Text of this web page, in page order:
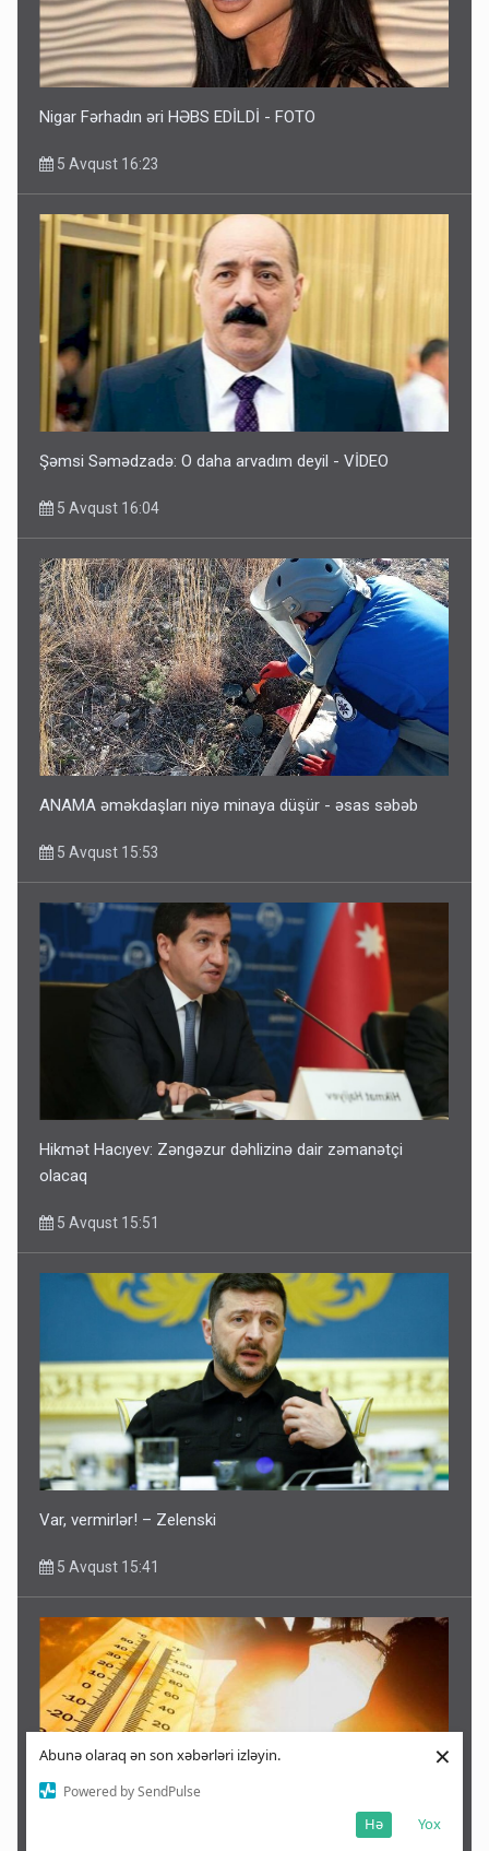
Abunə olaraq ən son xəbərləri izləyin.
Powered by SendPulse
Yox
Hə
×
Nigar Fərhadın əri HƏBS EDİLDİ - FOTO
5 Avqust 16:23
Şəmsi Səmədzadə: O daha arvadım deyil - VİDEO
5 Avqust 16:04
ANAMA əməkdaşları niyə minaya düşür - əsas səbəb
5 Avqust 15:53
Hikmət Hacıyev: Zəngəzur dəhlizinə dair zəmanətçi
olacaq
5 Avqust 15:51
Var, vermirlər! – Zelenski
5 Avqust 15:41